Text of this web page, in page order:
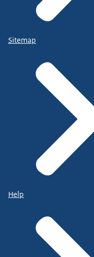
Sitemap
Help